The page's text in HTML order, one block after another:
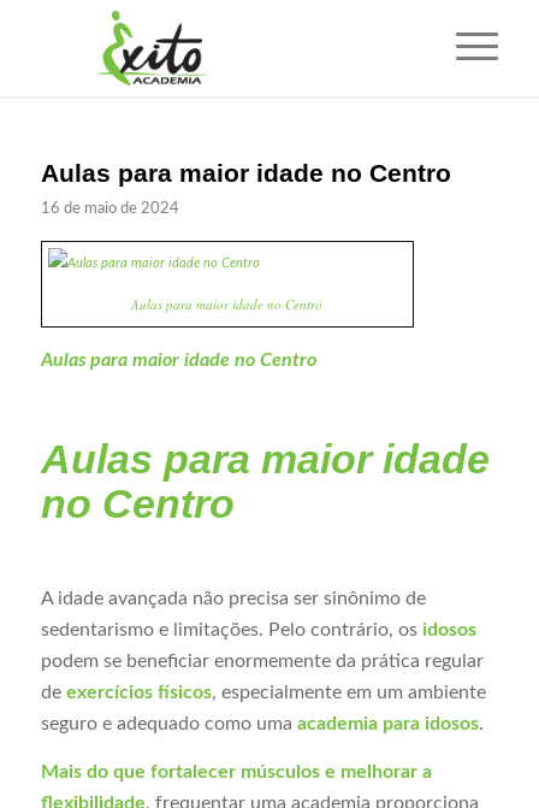
Aulas para maior idade no Centro
16 de maio de 2024
Aulas para maior idade no Centro
Aulas para maior idade no Centro
Aulas para maior idade
no Centro
A idade avançada não precisa ser sinônimo de
sedentarismo e limitações. Pelo contrário, os idosos
podem se beneficiar enormemente da prática regular
de exercícios físicos, especialmente em um ambiente
seguro e adequado como uma academia para idosos.
Mais do que fortalecer músculos e melhorar a
flexibilidade, frequentar uma academia proporciona